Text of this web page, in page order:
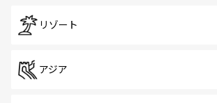
リゾート
アジア